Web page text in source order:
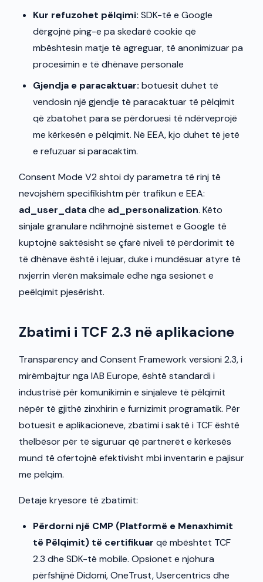
Kur refuzohet pëlqimi: SDK-të e Google
dërgojnë ping-e pa skedarë cookie që
mbështesin matje të agreguar, të anonimizuar pa
procesimin e të dhënave personale
Gjendja e paracaktuar: botuesit duhet të
vendosin një gjendje të paracaktuar të pëlqimit
që zbatohet para se përdoruesi të ndërveprojë
me kërkesën e pëlqimit. Në EEA, kjo duhet të jetë
e refuzuar si paracaktim.
Consent Mode V2 shtoi dy parametra të rinj të
nevojshëm specifikishtm për trafikun e EEA:
ad_user_datadhe ad_personalization. Këto
sinjale granulare ndihmojnë sistemet e Google të
kuptojnë saktësisht se çfarë niveli të përdorimit të
të dhënave është i lejuar, duke i mundësuar atyre të
nxjerrin vlerën maksimale edhe nga sesionet e
peëlqimit pjesërisht.
Zbatimi i TCF 2.3 në aplikacione
Transparency and Consent Framework versioni 2.3, i
mirëmbajtur nga IAB Europe, është standardi i
industrisë për komunikimin e sinjaleve të pëlqimit
nëpër të gjithë zinxhirin e furnizimit programatik. Për
botuesit e aplikacioneve, zbatimi i saktë i TCF është
thelbësor për të siguruar që partnerët e kërkesës
mund të ofertojnë efektivisht mbi inventarin e pajisur
me pëlqim.
Detaje kryesore të zbatimit:
Përdorni një CMP (Platformë e Menaxhimit
të Pëlqimit) të certifikuar që mbështet TCF
2.3 dhe SDK-të mobile. Opsionet e njohura
përfshijnë Didomi, OneTrust, Usercentrics dhe